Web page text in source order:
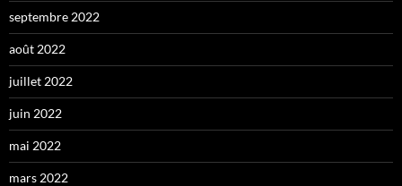
septembre 2022
août 2022
juillet 2022
juin 2022
mai 2022
mars 2022